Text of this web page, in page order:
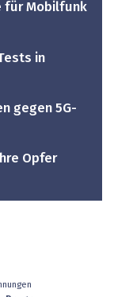
für Mobilfunk
in
gegen 5G-
Opfer